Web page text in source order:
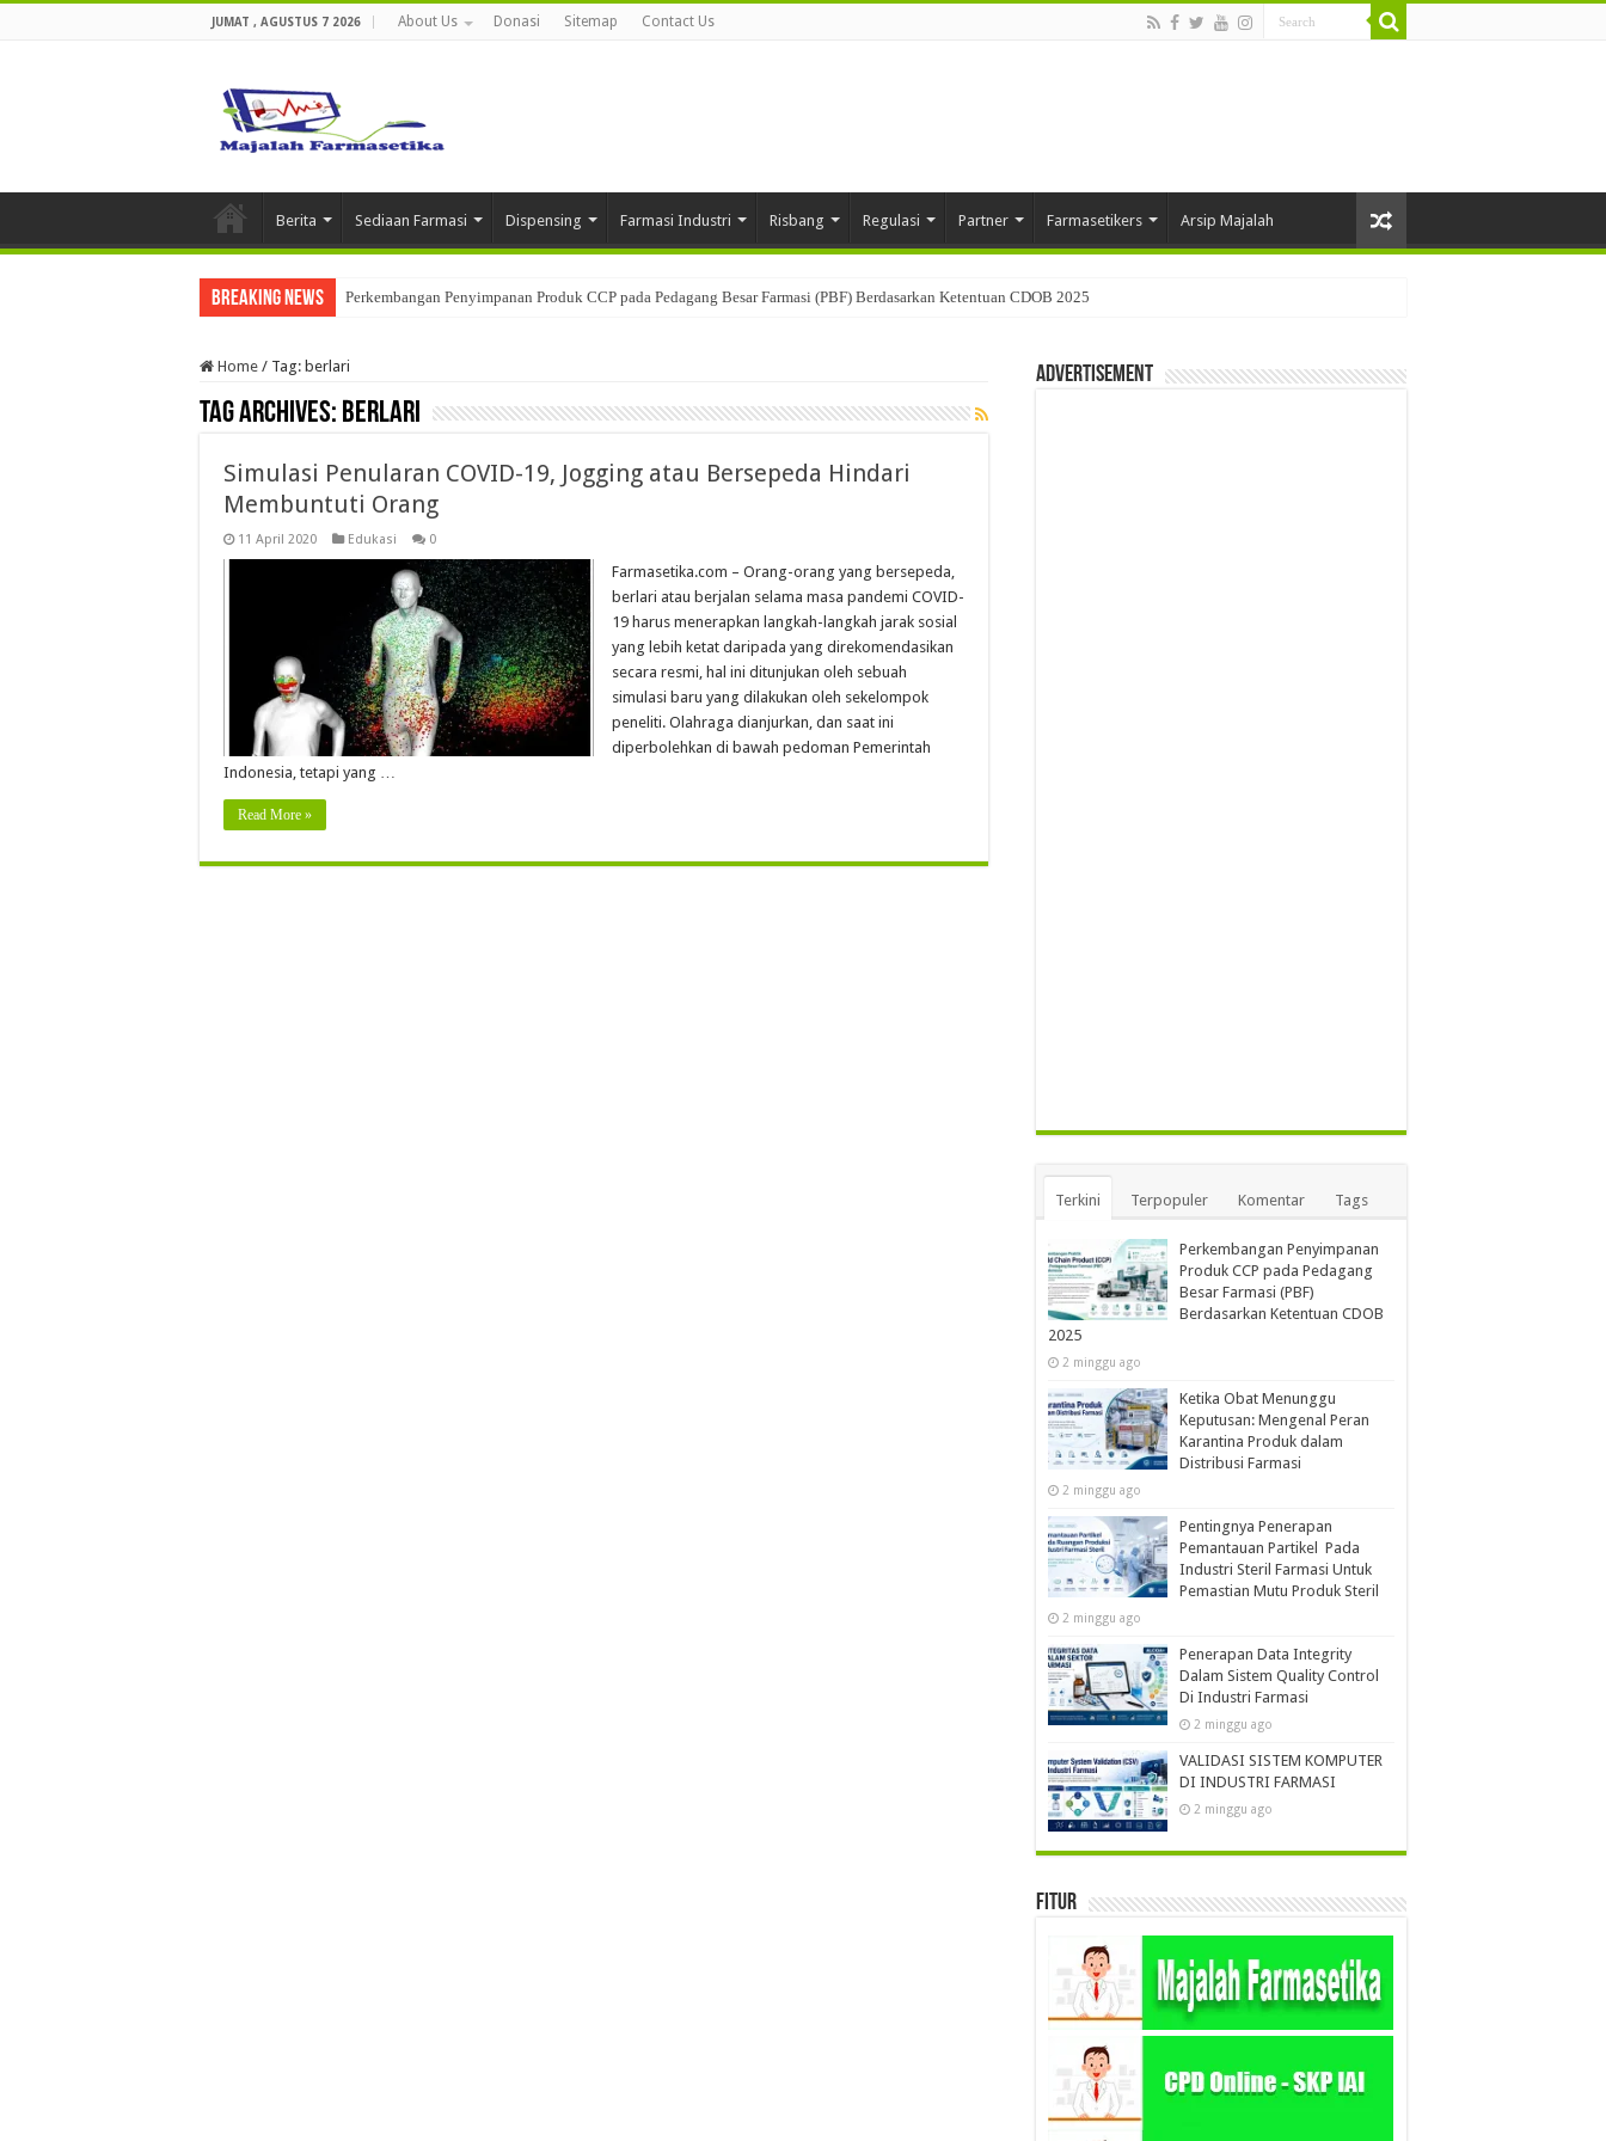
JUMAT , AGUSTUS 7 2026 About Us Donasi Sitemap Contact Us
Berita Sediaan Farmasi Dispensing Farmasi Industri Risbang Regulasi Partner Farmasetikers Arsip Majalah
Breaking News Perkembangan Penyimpanan Produk CCP pada Pedagang Besar Farmasi (PBF) Berdasarkan Ketentuan CDOB 2025
Home / Tag: berlari
Tag Archives: berlari
Simulasi Penularan COVID-19, Jogging atau Bersepeda Hindari
Membuntuti Orang
11 April 2020 Edukasi 0
Farmasetika.com – Orang-orang yang bersepeda,
berlari atau berjalan selama masa pandemi COVID-
19 harus menerapkan langkah-langkah jarak sosial
yang lebih ketat daripada yang direkomendasikan
secara resmi, hal ini ditunjukan oleh sebuah
simulasi baru yang dilakukan oleh sekelompok
peneliti. Olahraga dianjurkan, dan saat ini
diperbolehkan di bawah pedoman Pemerintah
Indonesia, tetapi yang …
Read More »
Advertisement
Terkini Terpopuler Komentar Tags
Perkembangan Penyimpanan
Produk CCP pada Pedagang
Besar Farmasi (PBF)
Berdasarkan Ketentuan CDOB
2025
2 minggu ago
Ketika Obat Menunggu
Keputusan: Mengenal Peran
Karantina Produk dalam
Distribusi Farmasi
2 minggu ago
Pentingnya Penerapan
Pemantauan Partikel Pada
Industri Steril Farmasi Untuk
Pemastian Mutu Produk Steril
2 minggu ago
Penerapan Data Integrity
Dalam Sistem Quality Control
Di Industri Farmasi
2 minggu ago
VALIDASI SISTEM KOMPUTER
DI INDUSTRI FARMASI
2 minggu ago
Fitur